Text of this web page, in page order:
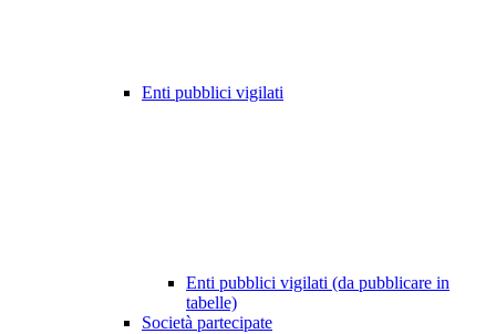
Enti pubblici vigilati
Enti pubblici vigilati (da pubblicare in
tabelle)
Società partecipate